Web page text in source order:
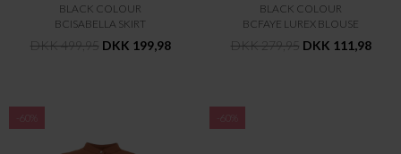
BLACK COLOUR
BCISABELLA SKIRT
DKK 499,95 DKK 199,98
BLACK COLOUR
BCFAYE LUREX BLOUSE
DKK 279,95 DKK 111,98
-60% -60%